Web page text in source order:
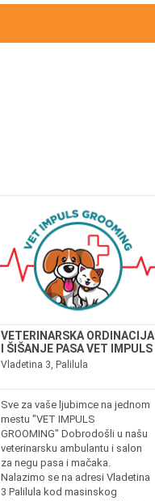
VETERINARSKA ORDINACIJA
I ŠIŠANJE PASA VET IMPULS
Vladetina 3, Palilula
Sve za vaše ljubimce na jednom
mestu "VET IMPULS
GROOMING" Dobrodošli u našu
veterinarsku ambulantu i salon
za negu pasa i mačaka.
Nalazimo se na adresi Vladetina
3 Palilula kod masinskog